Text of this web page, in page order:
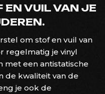
EN VUIL VAN JE
om stof en vuil van
regelmatig je vinyl
met een antistatische
de kwaliteit van de
je ook de